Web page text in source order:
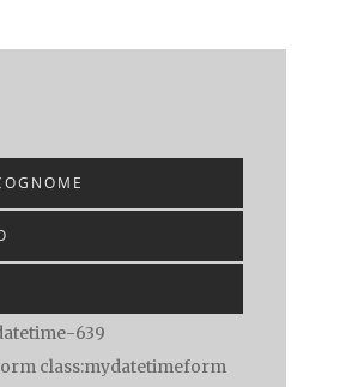
639
class:mydatetimeform